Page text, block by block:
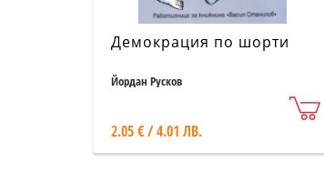
Демокрация по шорти
Йордан Русков
2.05 € / 4.01 ЛВ.